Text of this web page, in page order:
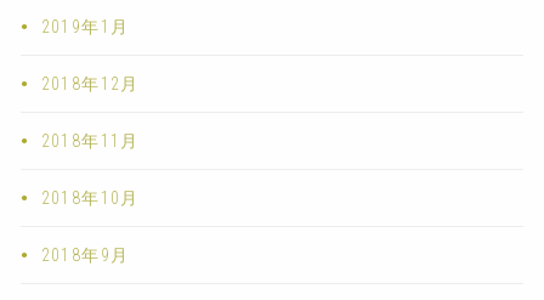
2019年1月
2018年12月
2018年11月
2018年10月
2018年9月